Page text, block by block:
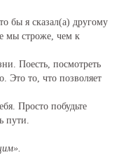
бы я сказал(а) другому
мы строже, чем к
Поесть, посмотреть
Это то, что позволяет
Просто побудьте
пути.